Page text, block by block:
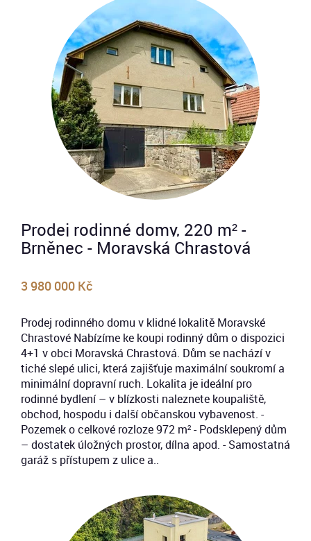
Prodej rodinné domy, 220 m² -
Brněnec - Moravská Chrastová
3 980 000 Kč
Prodej rodinného domu v klidné lokalitě Moravské
Chrastové Nabízíme ke koupi rodinný dům o dispozici
4+1 v obci Moravská Chrastová. Dům se nachází v
tiché slepé ulici, která zajišťuje maximální soukromí a
minimální dopravní ruch. Lokalita je ideální pro
rodinné bydlení – v blízkosti naleznete koupaliště,
obchod, hospodu i další občanskou vybavenost. -
Pozemek o celkové rozloze 972 m² - Podsklepený dům
– dostatek úložných prostor, dílna apod. - Samostatná
garáž s přístupem z ulice a..